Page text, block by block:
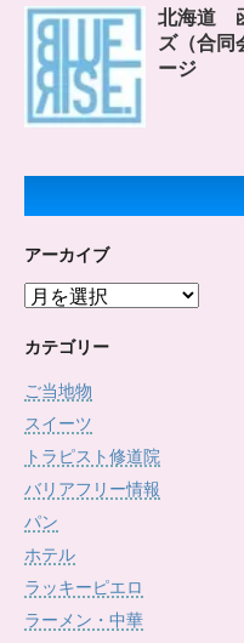
北海道
ズ（合
ージ
アーカイブ
ア
カ
ブ
カテゴリー
ご当地物
スイーツ
トラピスト修道院
バリアフリー情報
パン
ホテル
ラッキーピエロ
ラーメン・中華